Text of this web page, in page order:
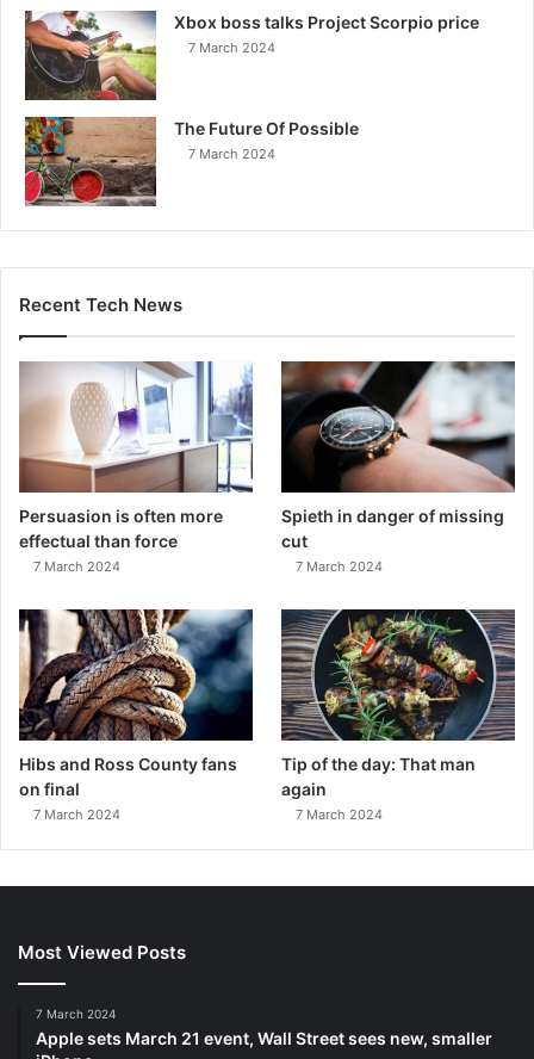
Xbox boss talks Project Scorpio price
7 March 2024
The Future Of Possible
7 March 2024
Recent Tech News
Persuasion is often more
effectual than force
7 March 2024
Spieth in danger of missing
cut
7 March 2024
Hibs and Ross County fans
on final
7 March 2024
Tip of the day: That man
again
7 March 2024
Most Viewed Posts
7 March 2024
Apple sets March 21 event, Wall Street sees new, smaller